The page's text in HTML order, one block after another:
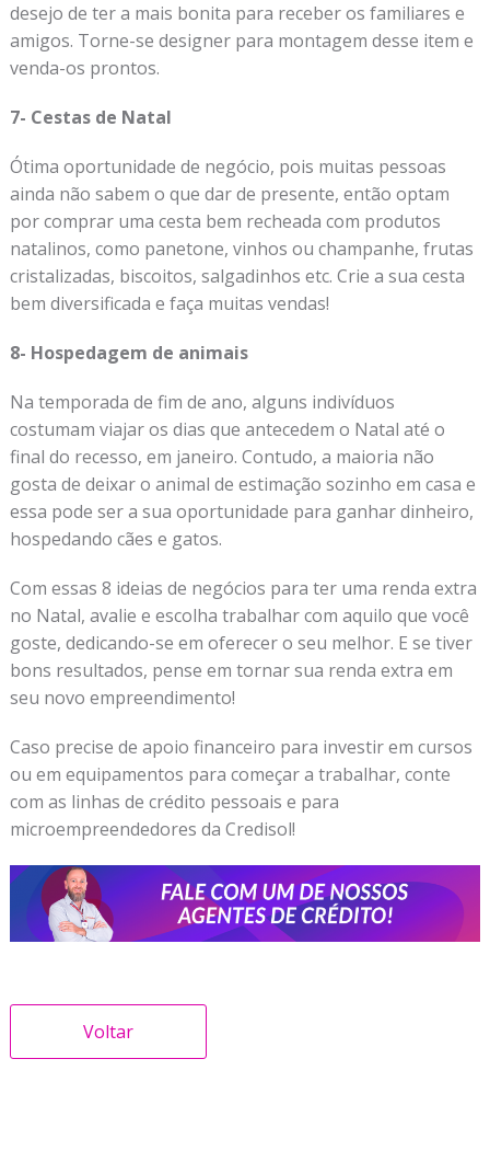
desejo de ter a mais bonita para receber os familiares e
amigos. Torne-se designer para montagem desse item e
venda-os prontos.
7- Cestas de Natal
Ótima oportunidade de negócio, pois muitas pessoas
ainda não sabem o que dar de presente, então optam
por comprar uma cesta bem recheada com produtos
natalinos, como panetone, vinhos ou champanhe, frutas
cristalizadas, biscoitos, salgadinhos etc. Crie a sua cesta
bem diversificada e faça muitas vendas!
8- Hospedagem de animais
Na temporada de fim de ano, alguns indivíduos
costumam viajar os dias que antecedem o Natal até o
final do recesso, em janeiro. Contudo, a maioria não
gosta de deixar o animal de estimação sozinho em casa e
essa pode ser a sua oportunidade para ganhar dinheiro,
hospedando cães e gatos.
Com essas 8 ideias de negócios para ter uma renda extra
no Natal, avalie e escolha trabalhar com aquilo que você
goste, dedicando-se em oferecer o seu melhor. E se tiver
bons resultados, pense em tornar sua renda extra em
seu novo empreendimento!
Caso precise de apoio financeiro para investir em cursos
ou em equipamentos para começar a trabalhar, conte
com as linhas de crédito pessoais e para
microempreendedores da Credisol!
Voltar